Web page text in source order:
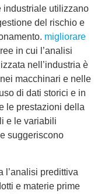
industriale utilizzano
del rischio e
migliorare
in cui l’analisi
nell’industria è
macchinari e nelle
di dati storici e in
le prestazioni della
e le variabili
suggeriscono
l’analisi predittiva
e materie prime